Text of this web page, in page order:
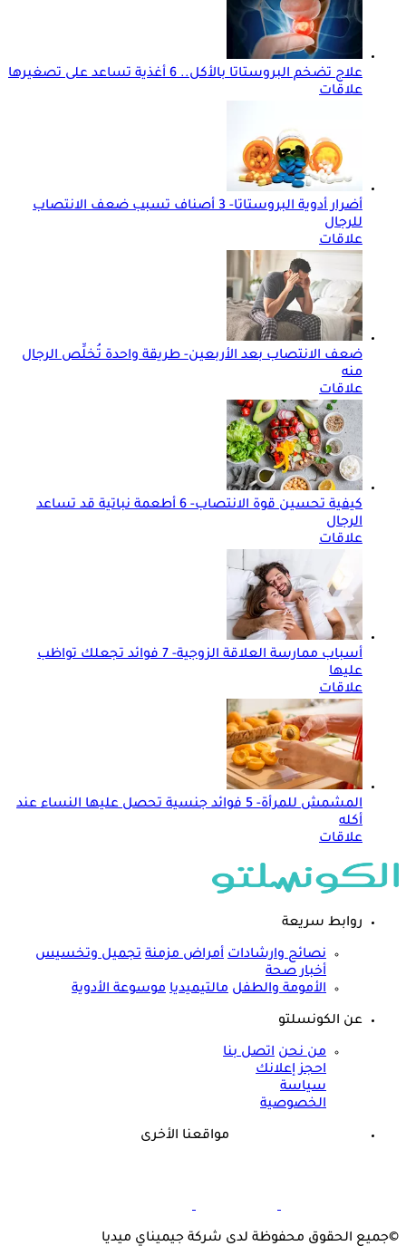
علاج تضخم البروستاتا بالأكل.. 6 أغذية تساعد على تصغيرها
علاقات
أضرار أدوية البروستاتا- 3 أصناف تسبب ضعف الانتصاب
للرجال
علاقات
ضعف الانتصاب بعد الأربعين- طريقة واحدة تُخلِّص الرجال
منه
علاقات
كيفية تحسين قوة الانتصاب- 6 أطعمة نباتية قد تساعد
الرجال
علاقات
أسباب ممارسة العلاقة الزوجية- 7 فوائد تجعلك تواظب
عليها
علاقات
المشمش للمرأة- 5 فوائد جنسية تحصل عليها النساء عند
أكله
علاقات
روابط سريعة
نصائح وارشادات أمراض مزمنة تجميل وتخسيس
أخبار صحة
الأمومة والطفل مالتيميديا موسوعة الأدوية
عن الكونسلتو
من نحن اتصل بنا
احجز إعلانك
سياسة
الخصوصية
مواقعنا الأخرى
©جميع الحقوق محفوظة لدى شركة جيميناي ميديا